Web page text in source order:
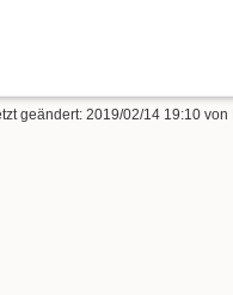
geändert: 2019/02/14 19:10 von